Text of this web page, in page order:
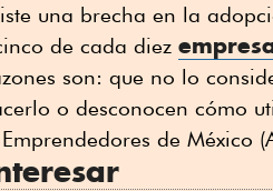
una brecha en la
de cada diez
son: que no lo
o desconocen cómo
de México